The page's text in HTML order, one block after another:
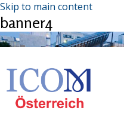
Skip to main content
banner4